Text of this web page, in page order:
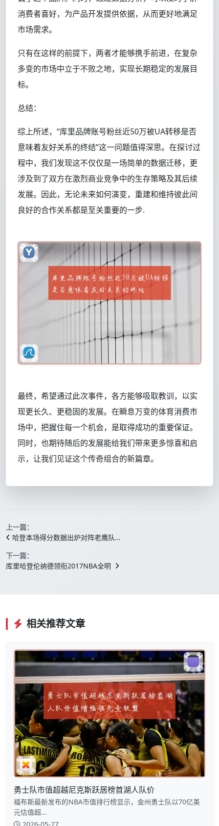
消费者喜好，为产品开发提供依据，从而更好地满足
市场需求。
只有在这样的前提下，两者才能够携手前进，在复杂
多变的市场中立于不败之地，实现长期稳定的发展目
标。
总结：
综上所述，“库里品牌账号粉丝近50万被UA转移是否
意味着友好关系的终结”这一问题值得深思。在探讨过
程中，我们发现这不仅仅是一场简单的数据迁移，更
涉及到了双方在激烈商业竞争中的生存策略及其后续
发展。因此，无论未来如何演变，重建和维持彼此间
良好的合作关系都是至关重要的一步.
最终，希望通过此次事件，各方能够吸取教训，以实
现更长久、更稳固的发展。在瞬息万变的体育消费市
场中，把握住每一个机会，是取得成功的重要保证。
同时，也期待随后的发展能给我们带来更多惊喜和启
示，让我们见证这个传奇组合的新篇章。
上一篇：
哈登本场得分数据出炉对阵老鹰队…
下一篇：
库里哈登伦纳德领衔2017NBA全明
相关推荐文章
勇士队市值超越尼克斯跃居榜首湖人队价
福布斯最新发布的NBA市值排行榜显示，金州勇士队以70亿美
元估值超...